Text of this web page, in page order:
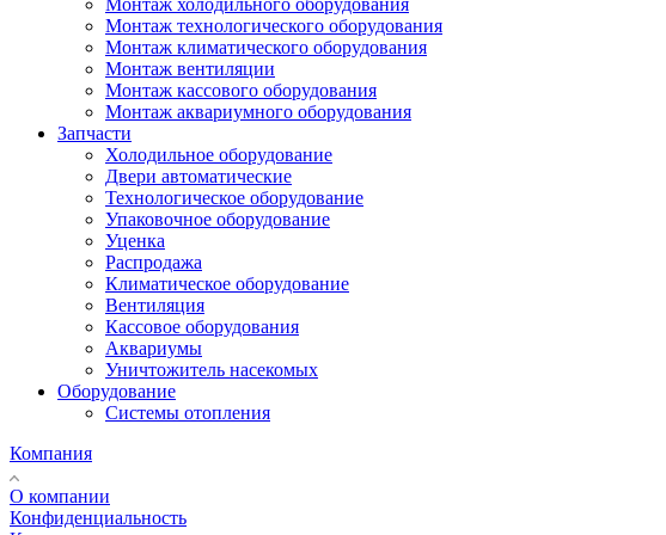
Монтаж технологического оборудования
Монтаж климатического оборудования
Монтаж вентиляции
Монтаж кассового оборудования
Монтаж аквариумного оборудования
Запчасти
Холодильное оборудование
Двери автоматические
Технологическое оборудование
Упаковочное оборудование
Уценка
Распродажа
Климатическое оборудование
Вентиляция
Кассовое оборудования
Аквариумы
Уничтожитель насекомых
Оборудование
Системы отопления
Компания
О компании
Конфиденциальность